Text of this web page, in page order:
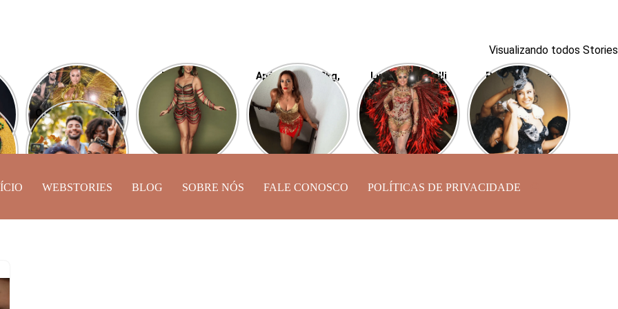
Visualizando todos Stories
Sabrina Sato
esbanja carisma
desfilando pela
Vila Isabel
Desfile das
Campeãs: Paolla
Oliveira será
comentarista da
transmissão
Após perder 40kg,
Camila Moura, ex
de Lucas Buda,
exibe novo shape
Luciana Picorelli
luta contra a
depressão em sua
volta à Sapucaí
Paolla Oliveira
surge linda para o
Cordão da Bola
Preta
Como se proteger
do caos astral
neste Carnaval?
WEBSTORIES BLOG SOBRE NÓS FALE CONOSCO POLÍTICAS DE PRIVACIDADE